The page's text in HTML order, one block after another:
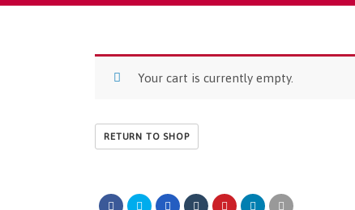
Your cart is currently empty.
RETURN TO SHOP